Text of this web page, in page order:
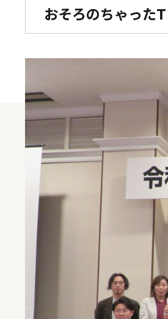
おそろのちゃったT